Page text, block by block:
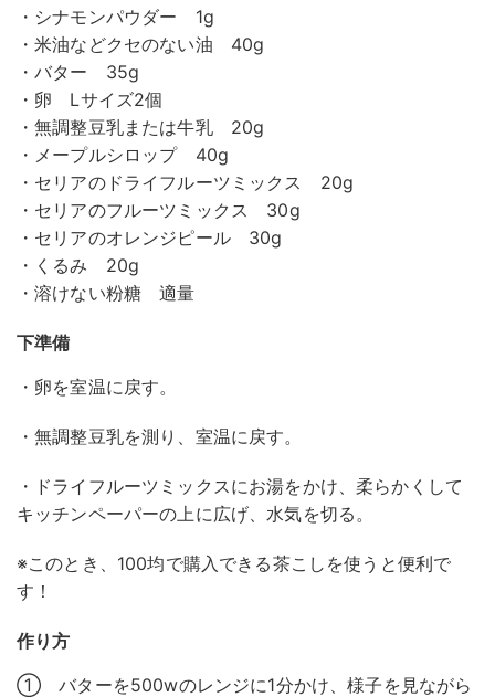
・シナモンパウダー 1g
・米油などクセのない油 40g
・バター 35g
・卵 Lサイズ2個
・無調整豆乳または牛乳 20g
・メープルシロップ 40g
・セリアのドライフルーツミックス 20g
・セリアのフルーツミックス 30g
・セリアのオレンジピール 30g
・くるみ 20g
・溶けない粉糖 適量
下準備
・卵を室温に戻す。
・無調整豆乳を測り、室温に戻す。
・ドライフルーツミックスにお湯をかけ、柔らかくして
キッチンペーパーの上に広げ、水気を切る。
※このとき、100均で購入できる茶こしを使うと便利で
す！
作り方
① バターを500wのレンジに1分かけ、様子を見ながら